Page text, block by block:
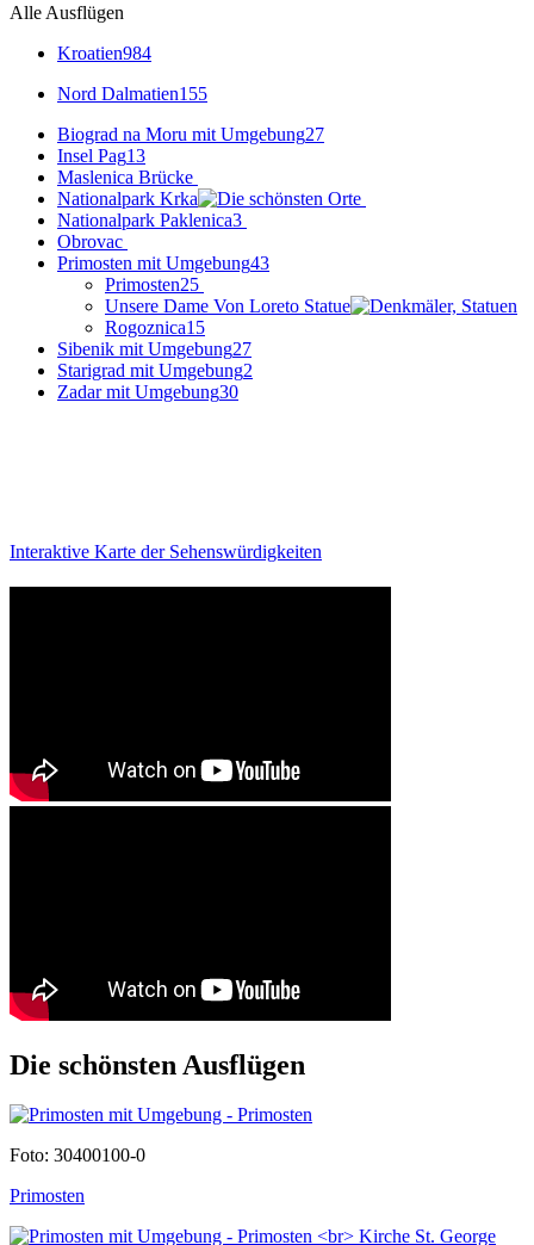
Alle Ausflügen
Kroatien984
Nord Dalmatien155
Biograd na Moru mit Umgebung27
Insel Pag13
Maslenica Brücke
Nationalpark Krka
Nationalpark Paklenica3
Obrovac
Primosten mit Umgebung43
Primosten25
Unsere Dame Von Loreto Statue
Rogoznica15
Sibenik mit Umgebung27
Starigrad mit Umgebung2
Zadar mit Umgebung30
Interaktive Karte der Sehenswürdigkeiten
Die schönsten Ausflügen
Foto: 30400100-0
Primosten